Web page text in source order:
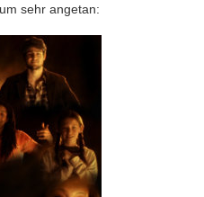
sehr angetan: